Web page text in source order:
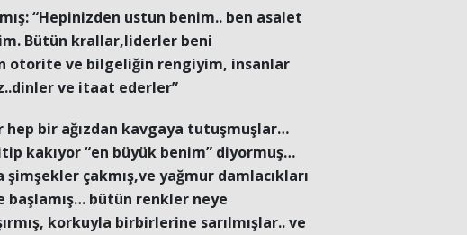
“Hepinizden ustun benim.. ben asalet
Bütün krallar,liderler beni
otorite ve bilgeliğin rengiyim, insanlar
ve itaat ederler”
bir ağızdan kavgaya tutuşmuşlar…
kakıyor “en büyük benim” diyormuş…
şimşekler çakmış,ve yağmur damlacıkları
başlamış… bütün renkler neye
korkuyla birbirlerine sarılmışlar.. ve